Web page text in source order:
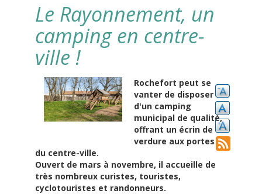
Le Rayonnement, un
camping en centre-
ville !
Rochefort peut se
vanter de disposer
d'un camping
municipal de qualité,
offrant un écrin de
verdure aux portes
du centre-ville.
Ouvert de mars à novembre, il accueille de
très nombreux curistes, touristes,
cyclotouristes et randonneurs.